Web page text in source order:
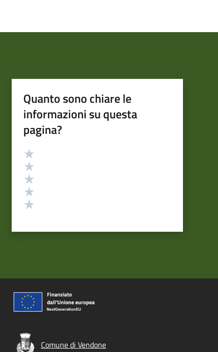
Quanto sono chiare le
informazioni su questa
pagina?
Valutazione
Comune di Vendone